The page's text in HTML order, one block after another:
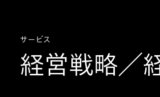
経営戦略／
サービス